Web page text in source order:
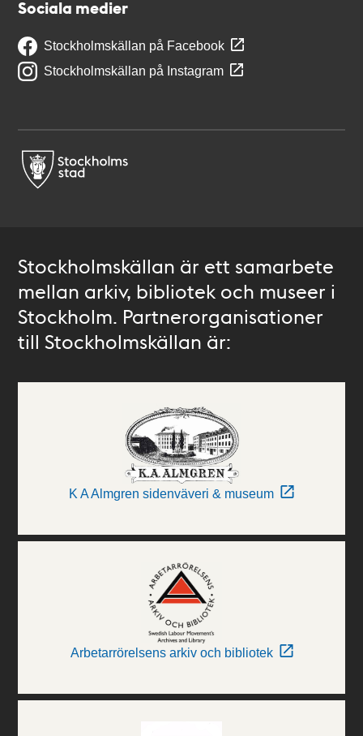
Sociala medier
Stockholmskällan på Facebook
Stockholmskällan på Instagram
Stockholmskällan är ett samarbete
mellan arkiv, bibliotek och museer i
Stockholm. Partnerorganisationer
till Stockholmskällan är:
K A Almgren sidenväveri & museum
Arbetarrörelsens arkiv och bibliotek